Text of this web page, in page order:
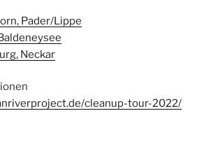
Pader/Lippe
Neckar
cleanup-tour-2022/